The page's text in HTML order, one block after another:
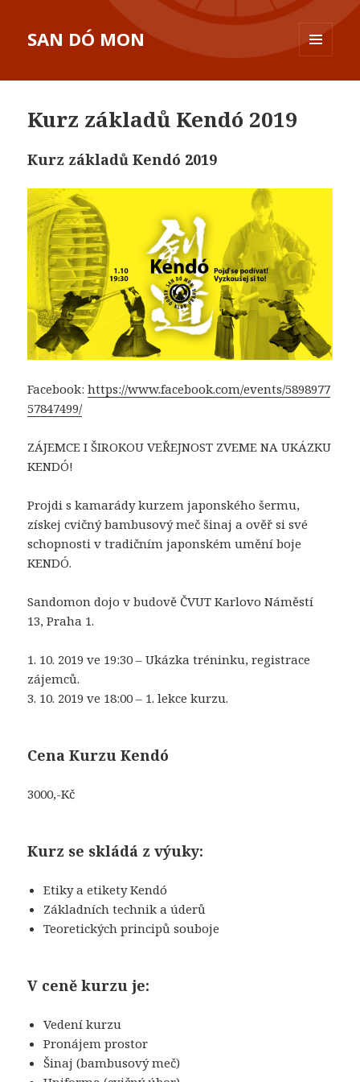
SAN DÓ MON
Kurz základů Kendó 2019
Kurz základů Kendó 2019
Facebook:https://www.facebook.com/events/5898977
57847499/
ZÁJEMCE I ŠIROKOU VEŘEJNOST ZVEME NA UKÁZKU
KENDÓ!
Projdi s kamarády kurzem japonského šermu,
získej cvičný bambusový meč šinaj a ověř si své
schopnosti v tradičním japonském umění boje
KENDÓ.
Sandomon dojo v budově ČVUT Karlovo Náměstí
13, Praha 1.
1. 10. 2019 ve 19:30 – Ukázka tréninku, registrace
zájemců.
3. 10. 2019 ve 18:00 – 1. lekce kurzu.
Cena Kurzu Kendó
3000,-Kč
Kurz se skládá z výuky:
Etiky a etikety Kendó
Základních technik a úderů
Teoretických principů souboje
V ceně kurzu je:
Vedení kurzu
Pronájem prostor
Šinaj (bambusový meč)